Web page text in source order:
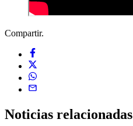
Compartir.
Noticias relacionadas